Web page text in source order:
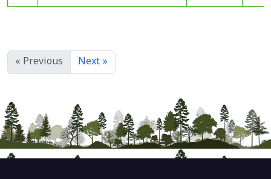
« Previous Next »